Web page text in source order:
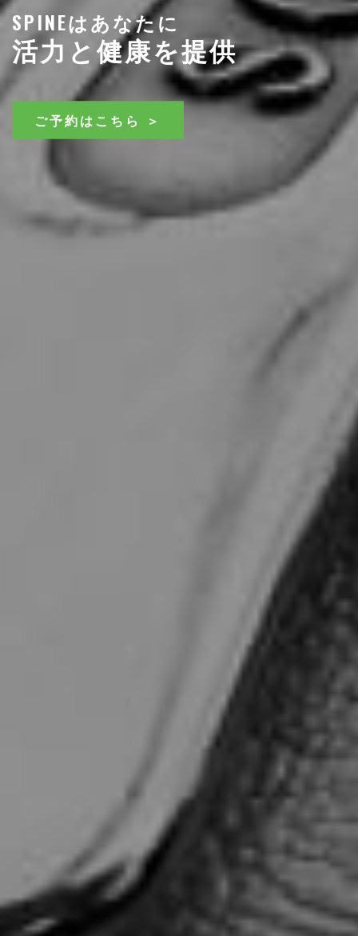
SPINEはあなたに
活力と健康を提供
ご予約はこちら ＞